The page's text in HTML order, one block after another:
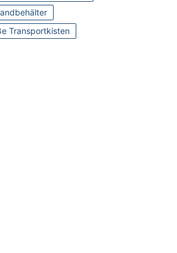
Transportkisten